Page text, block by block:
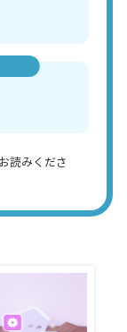
読みくださ